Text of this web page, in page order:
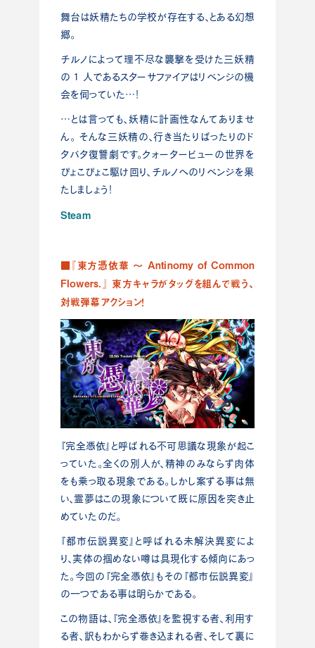
舞台は妖精たちの学校が存在する、とある幻想
郷。
チルノによって理不尽な襲撃を受けた三妖精
の 1 人であるスターサファイアはリベンジの機
会を伺っていた…！
…とは言っても、妖精に計画性なんてありませ
ん。 そんな三妖精の、行き当たりばったりのド
タバタ復讐劇です。クォータービューの世界を
ぴょこぴょこ駆け回り、チルノへのリベンジを果
たしましょう！
Steam
■『東方憑依華 〜 Antinomy of Common
Flowers.』 東方キャラがタッグを組んで戦う、
対戦弾幕アクション！
『完全憑依』と呼ばれる不可思議な現象が起こ
っていた。全くの別人が、精神のみならず肉体
をも乗っ取る現象である。しかし案ずる事は無
い、霊夢はこの現象について既に原因を突き止
めていたのだ。
『都市伝説異変』と呼ばれる未解決異変によ
り、実体の掴めない噂は具現化する傾向にあっ
た。今回の『完全憑依』もその『都市伝説異変』
の一つである事は明らかである。
この物語は、『完全憑依』を監視する者、利用す
る者、訳もわからず巻き込まれる者、そして裏に